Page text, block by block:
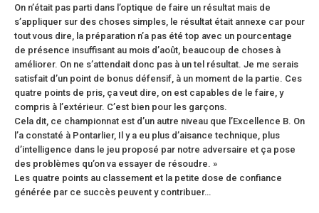
On n’était pas parti dans l’optique de faire un résultat mais de
s’appliquer sur des choses simples, le résultat était annexe car pour
tout vous dire, la préparation n’a pas été top avec un pourcentage
de présence insuffisant au mois d’août, beaucoup de choses à
améliorer. On ne s’attendait donc pas à un tel résultat. Je me serais
satisfait d’un point de bonus défensif, à un moment de la partie. Ces
quatre points de pris, ça veut dire, on est capables de le faire, y
compris à l’extérieur. C’est bien pour les garçons.
Cela dit, ce championnat est d’un autre niveau que l’Excellence B. On
l’a constaté à Pontarlier, Il y a eu plus d’aisance technique, plus
d’intelligence dans le jeu proposé par notre adversaire et ça pose
des problèmes qu’on va essayer de résoudre. »
Les quatre points au classement et la petite dose de confiance
générée par ce succès peuvent y contribuer…